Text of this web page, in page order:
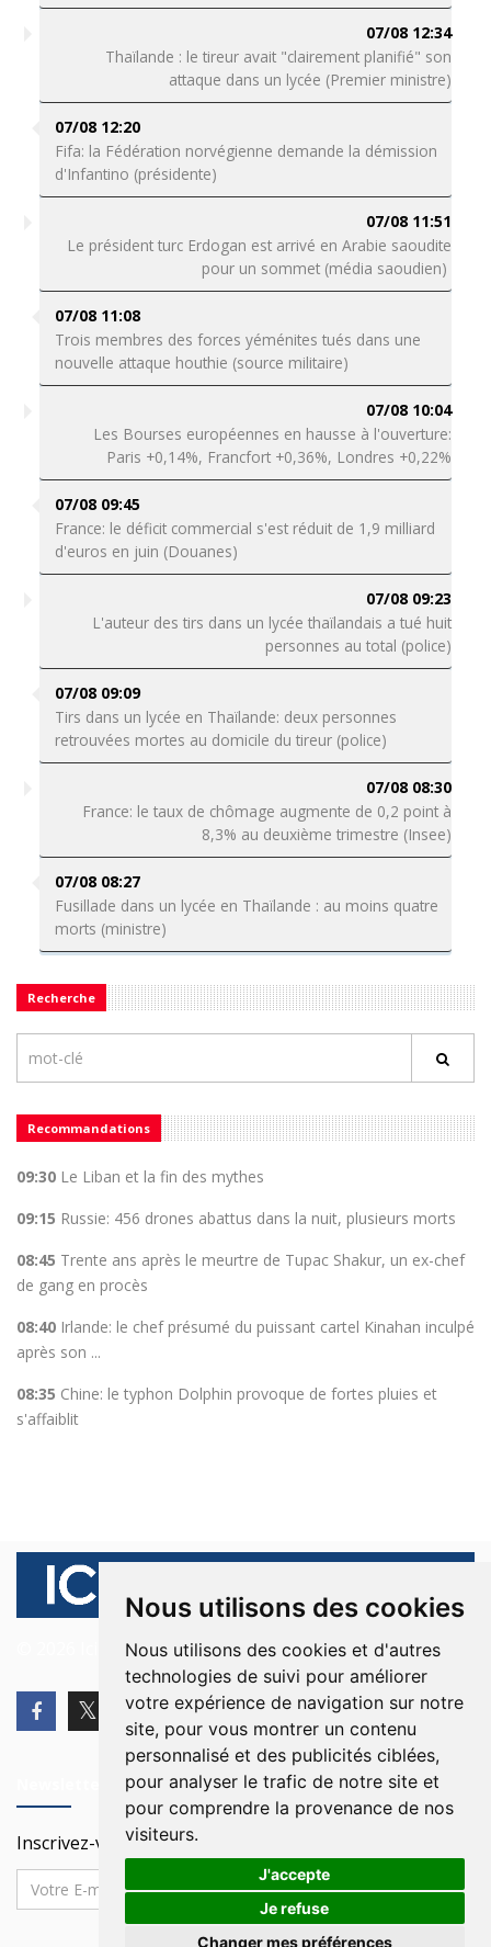
Nous utilisons des cookies
Nous utilisons des cookies et d'autres
technologies de suivi pour améliorer
votre expérience de navigation sur notre
site, pour vous montrer un contenu
personnalisé et des publicités ciblées,
pour analyser le trafic de notre site et
pour comprendre la provenance de nos
visiteurs.
J'accepte
Je refuse
Changer mes préférences
07/08 12:34
Thaïlande : le tireur avait "clairement planifié" son
attaque dans un lycée (Premier ministre)
07/08 12:20
Fifa: la Fédération norvégienne demande la démission
d'Infantino (présidente)
07/08 11:51
Le président turc Erdogan est arrivé en Arabie saoudite
pour un sommet (média saoudien)
07/08 11:08
Trois membres des forces yéménites tués dans une
nouvelle attaque houthie (source militaire)
07/08 10:04
Les Bourses européennes en hausse à l'ouverture:
Paris +0,14%, Francfort +0,36%, Londres +0,22%
07/08 09:45
France: le déficit commercial s'est réduit de 1,9 milliard
d'euros en juin (Douanes)
07/08 09:23
L'auteur des tirs dans un lycée thaïlandais a tué huit
personnes au total (police)
07/08 09:09
Tirs dans un lycée en Thaïlande: deux personnes
retrouvées mortes au domicile du tireur (police)
07/08 08:30
France: le taux de chômage augmente de 0,2 point à
8,3% au deuxième trimestre (Insee)
07/08 08:27
Fusillade dans un lycée en Thaïlande : au moins quatre
morts (ministre)
Recherche
Recommandations
09:30 Le Liban et la fin des mythes
09:15 Russie: 456 drones abattus dans la nuit, plusieurs morts
08:45 Trente ans après le meurtre de Tupac Shakur, un ex-chef
de gang en procès
08:40 Irlande: le chef présumé du puissant cartel Kinahan inculpé
après son ...
08:35 Chine: le typhon Dolphin provoque de fortes pluies et
s'affaiblit
© 2026 Ici Beyrouth. Tous les droits sont réservés.
Inscrivez-vous à notre Newsletter